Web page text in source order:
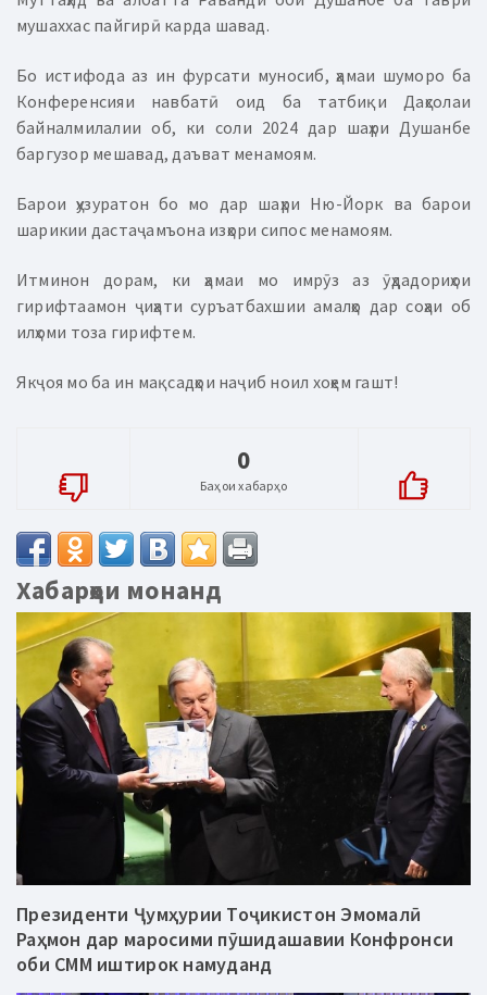
мушаххас пайгирӣ карда шавад.
Бо истифода аз ин фурсати муносиб, ҳамаи шуморо ба
Конференсияи навбатӣ оид ба татбиқи Даҳсолаи
байналмилалии об, ки соли 2024 дар шаҳри Душанбе
баргузор мешавад, даъват менамоям.
Барои ҳузуратон бо мо дар шаҳри Ню-Йорк ва барои
шарикии дастаҷамъона изҳори сипос менамоям.
Итминон дорам, ки ҳамаи мо имрӯз аз ӯҳдадориҳои
гирифтаамон ҷиҳати суръатбахшии амалҳо дар соҳаи об
илҳоми тоза гирифтем.
Якҷоя мо ба ин мақсадҳои наҷиб ноил хоҳем гашт!
0
Баҳои хабарҳо
Хабарҳои монанд
Президенти Ҷумҳурии Тоҷикистон Эмомалӣ
Раҳмон дар маросими пӯшидашавии Конфронси
оби СММ иштирок намуданд